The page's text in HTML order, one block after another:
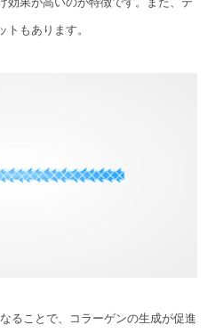
もあります。
ることで、コラーゲンの生成が促進